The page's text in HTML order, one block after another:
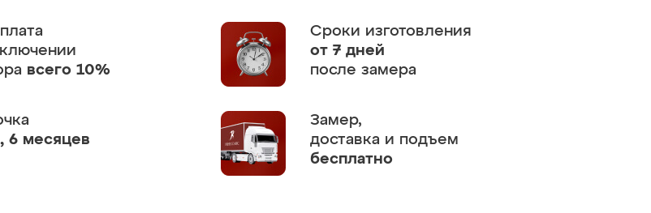
всего 10%
Сроки изготовления
от 7 дней
после замера
6 месяцев
Замер,
доставка и подъем
бесплатно